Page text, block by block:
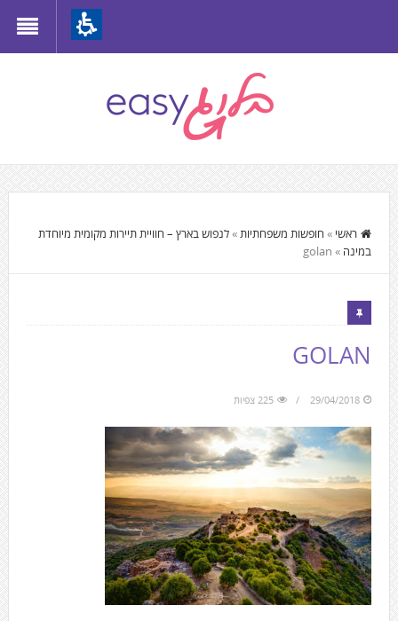
to
move
to
the
main
Content
התוכן
המרכזי,
You
can
press
Enter
to
skip
to
the
next
area
ראשי » חופשות משפחתיות»לנפוש בארץ – חוויית תיירות מקומית מיוחדת
במינה »
golan
GOLAN
29/04/2018 225 צפיות